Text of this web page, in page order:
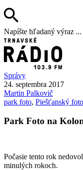
Napíšte hľadaný výraz ...
Správy
24. septembra 2017
Martin Palkovič
park foto, Piešťanský
Park Foto na
Počasie tento rok
minulých rokoch.